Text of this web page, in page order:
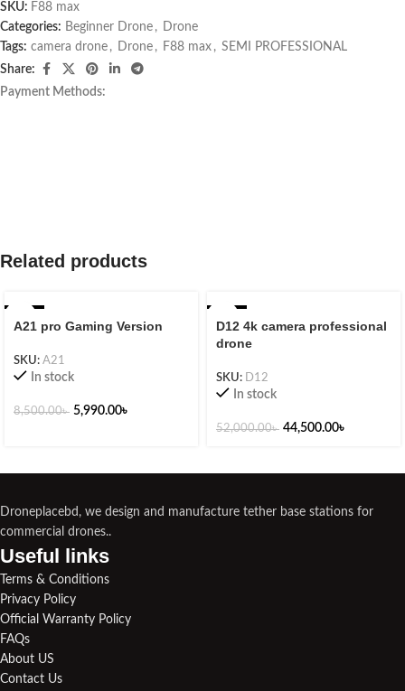
SKU: F88 max
Categories: Beginner Drone , Drone
Tags: camera drone , Drone , F88 max , SEMI PROFESSIONAL
Share:
Payment Methods:
Related products
A21 pro Gaming Version
SKU: A21
In stock
8,500.00৳ 5,990.00৳
D12 4k camera professional
drone
SKU: D12
In stock
52,000.00৳ 44,500.00৳
Droneplacebd, we design and manufacture tether base stations for
commercial drones..
Useful links​
Terms & Conditions
Privacy Policy
Official Warranty Policy
FAQs
About US
Contact Us